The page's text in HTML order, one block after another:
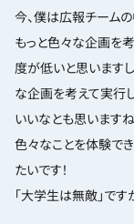
今、僕は広報チーム
もっと色々な企画を
度が低いと思います
な企画を考えて実行
いいなとも思いますね
色々なことを体験で
たいです！
「大学生は無敵」です